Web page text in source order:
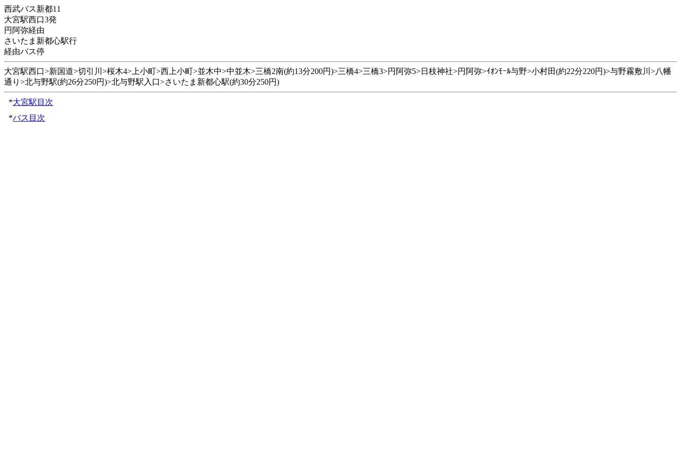
西武バス新都11
大宮駅西口3発
円阿弥経由
さいたま新都心駅行
経由バス停
大宮駅西口>新国道>切引川>桜木4>上小町>西上小町>並木中>中並木>三橋2南(約13分200円)>三橋4>三橋3>円阿弥5>日枝神社>円阿弥>ｲｵﾝﾓｰﾙ与野>小村田(約22分220円)>与野霧敷川>八幡
通り>北与野駅(約26分250円)>北与野駅入口>さいたま新都心駅(約30分250円)
*大宮駅目次
*バス目次